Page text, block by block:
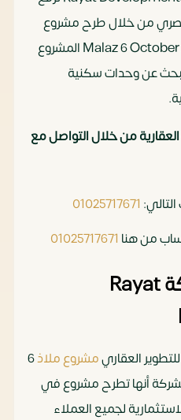
من خلال طرح مشروع
مشروع ملاذ Malaz 6 October المشروع
عن وحدات سكنية
من خلال التواصل مع
01025717671
من هنا 01025717671
سابقة أعمال شركة Rayat
العقاريمشروع ملاذ6
أنها تطرح مشروع في
لجميع العملاء